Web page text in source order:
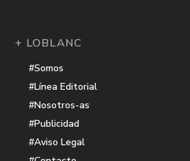
+ LOBLANC
#Somos
#Línea Editorial
#Nosotros-as
#Publicidad
#Aviso Legal